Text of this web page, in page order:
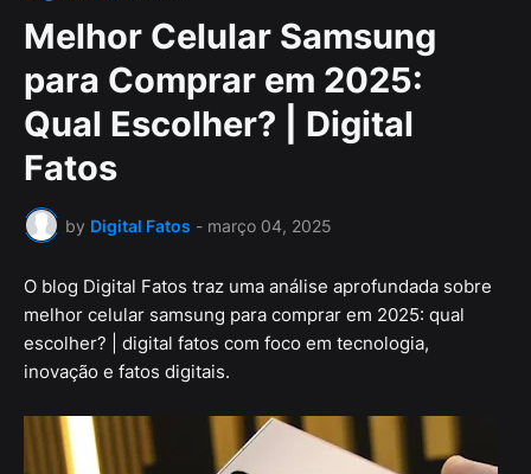
Melhor Celular Samsung
para Comprar em 2025:
Qual Escolher? | Digital
Fatos
by Digital Fatos - março 04, 2025
O blog Digital Fatos traz uma análise aprofundada sobre
melhor celular samsung para comprar em 2025: qual
escolher? | digital fatos com foco em tecnologia,
inovação e fatos digitais.